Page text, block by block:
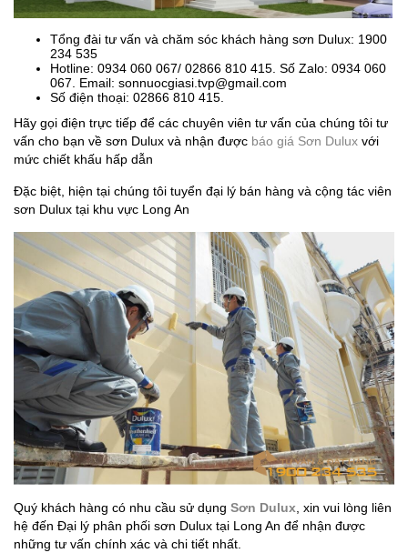
Tổng đài tư vấn và chăm sóc khách hàng sơn Dulux: 1900
234 535
Hotline: 0934 060 067/ 02866 810 415. Số Zalo: 0934 060
067. Email: sonnuocgiasi.tvp@gmail.com
Số điện thoại: 02866 810 415.
Hãy gọi điện trực tiếp để các chuyên viên tư vấn của chúng tôi tư
vấn cho bạn về sơn Dulux và nhận được báo giá Sơn Dulux với
mức chiết khấu hấp dẫn
Đặc biệt, hiện tại chúng tôi tuyển đại lý bán hàng và cộng tác viên
sơn Dulux tại khu vực Long An
Quý khách hàng có nhu cầu sử dụng Sơn Dulux, xin vui lòng liên
hệ đến Đại lý phân phối sơn Dulux tại Long An để nhận được
những tư vấn chính xác và chi tiết nhất.